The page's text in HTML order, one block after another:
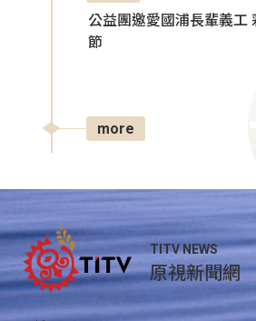
公益團邀愛國浦長輩義工
節
more
TITV NEWS
原視新聞網